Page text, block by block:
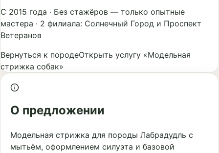
С 2015 года · Без стажёров — только опытные
мастера · 2 филиала: Солнечный Город и Проспект
Ветеранов
Вернуться к породеОткрыть услугу «Модельная
стрижка собак»
О предложении
Модельная стрижка для породы Лабрадудль с
мытьём, оформлением силуэта и базовой